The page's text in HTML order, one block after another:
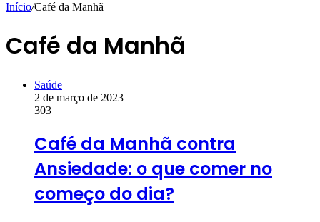
Início/Café da Manhã
Café da Manhã
Saúde
2 de março de 2023
303
Café da Manhã contra
Ansiedade: o que comer no
começo do dia?